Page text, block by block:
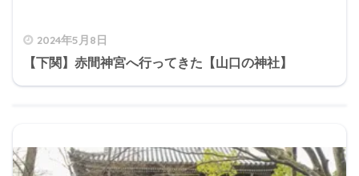
2024年5月8日
【下関】赤間神宮へ行ってきた【山口の神社】